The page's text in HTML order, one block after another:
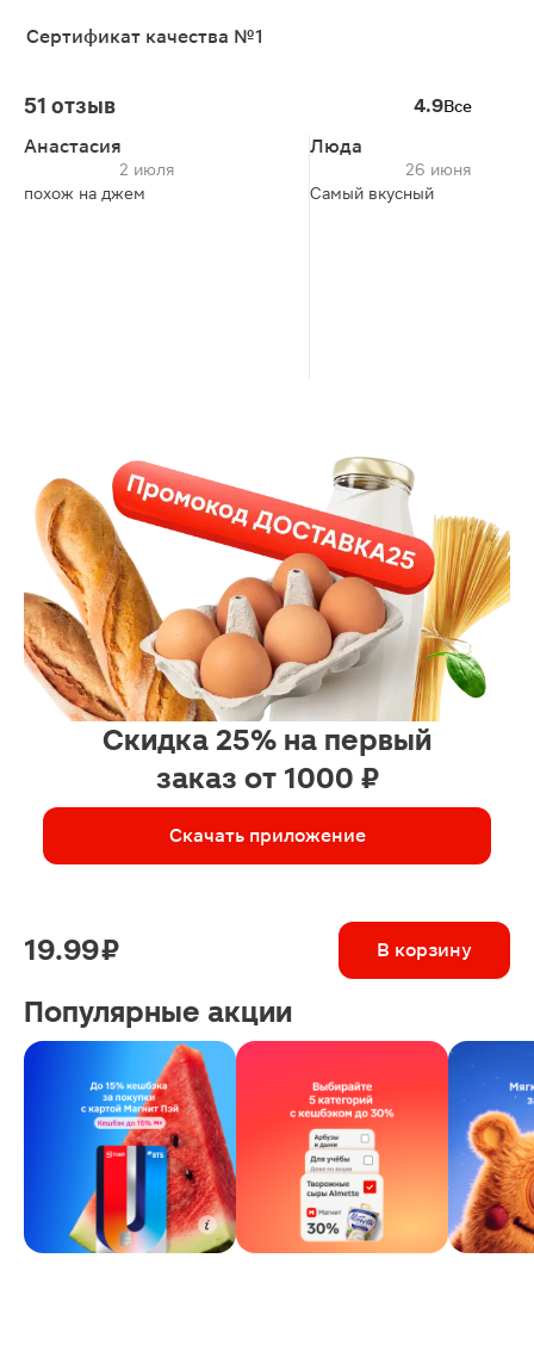
Сертификат качества №1
51 отзыв 4.9Все
Анастасия
2 июля
похож на джем
Люда
26 июня
Самый вкусный
Скидка 25% на первый
заказ от 1000 ₽
Скачать приложение
19.99 ₽ В корзину
Популярные акции